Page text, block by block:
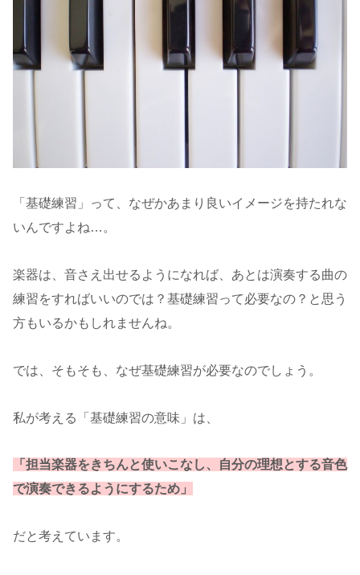
「基礎練習」って、なぜかあまり良いイメージを持たれな
いんですよね…。
楽器は、音さえ出せるようになれば、あとは演奏する曲の
練習をすればいいのでは？基礎練習って必要なの？と思う
方もいるかもしれませんね。
では、そもそも、なぜ基礎練習が必要なのでしょう。
私が考える「基礎練習の意味」は、
「担当楽器をきちんと使いこなし、自分の理想とする音色
で演奏できるようにするため」
だと考えています。